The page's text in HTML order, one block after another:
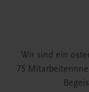
Wir sind ein
75